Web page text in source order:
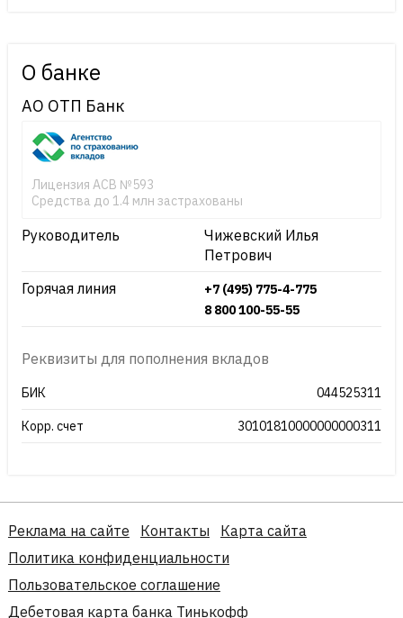
О банке
АО ОТП Банк
Лицензия АСВ №593
Средства до 1.4 млн застрахованы
Руководитель
Чижевский Илья
Петрович
Горячая линия
+7 (495) 775-4-775
8 800 100-55-55
Реквизиты для пополнения вкладов
БИК 044525311
Корр. счет 30101810000000000311
Реклама на сайте Контакты
Карта сайта
Политика конфиденциальности
Пользовательское соглашение
Дебетовая карта банка Тинькофф